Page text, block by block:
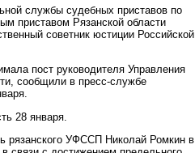
службы судебных приставов по
приставом Рязанской области
советник юстиции Российской
пост руководителя Управления
сообщили в пресс-службе
28 января.
рязанского УФССП Николай Ромкин в